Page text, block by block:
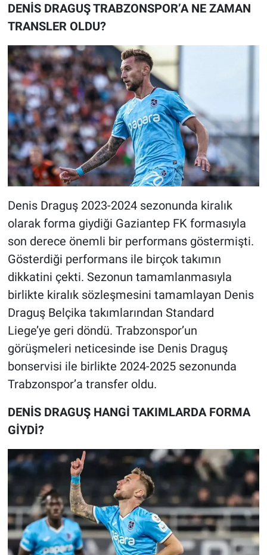
DENİS DRAGUŞ TRABZONSPOR’A NE ZAMAN
TRANSLER OLDU?
Denis Draguş 2023-2024 sezonunda kiralık
olarak forma giydiği Gaziantep FK formasıyla
son derece önemli bir performans göstermişti.
Gösterdiği performans ile birçok takımın
dikkatini çekti. Sezonun tamamlanmasıyla
birlikte kiralık sözleşmesini tamamlayan Denis
Draguş Belçika takımlarından Standard
Liege’ye geri döndü. Trabzonspor’un
görüşmeleri neticesinde ise Denis Draguş
bonservisi ile birlikte 2024-2025 sezonunda
Trabzonspor’a transfer oldu.
DENİS DRAGUŞ HANGİ TAKIMLARDA FORMA
GİYDİ?